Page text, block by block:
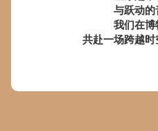
与跃动
我们在
共赴一场跨越